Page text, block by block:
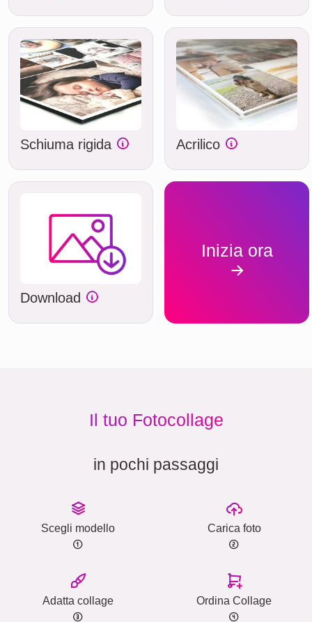
Schiuma rigida Acrilico
Download
Inizia ora
Il tuo Fotocollage
in pochi passaggi
Scegli modello Carica foto
Adatta collage Ordina Collage